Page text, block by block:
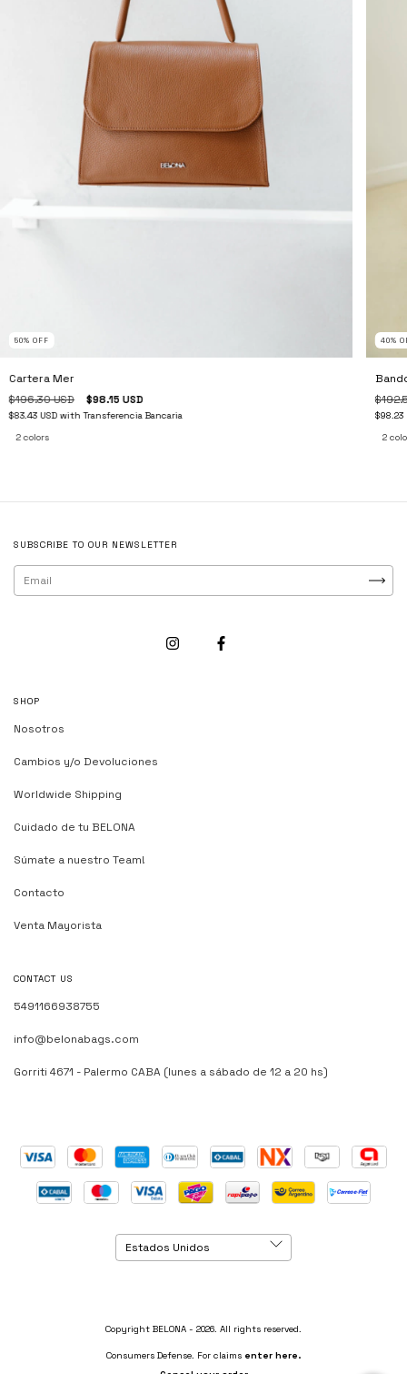
50% OFF
Cartera Mer
$196.30 USD $98.15 USD
$83.43 USD with Transferencia Bancaria
2 colors
40%
$98.23
2
SUBSCRIBE TO OUR NEWSLETTER
SHOP
Nosotros
Cambios y/o Devoluciones
Worldwide Shipping
Cuidado de tu BELONA
Súmate a nuestro Team!
Contacto
Venta Mayorista
CONTACT US
5491166938755
info@belonabags.com
Gorriti 4671 - Palermo CABA (lunes a sábado de 12 a 20 hs)
Copyright BELONA - 2026. All rights reserved.
Consumers Defense. For claims enter here.